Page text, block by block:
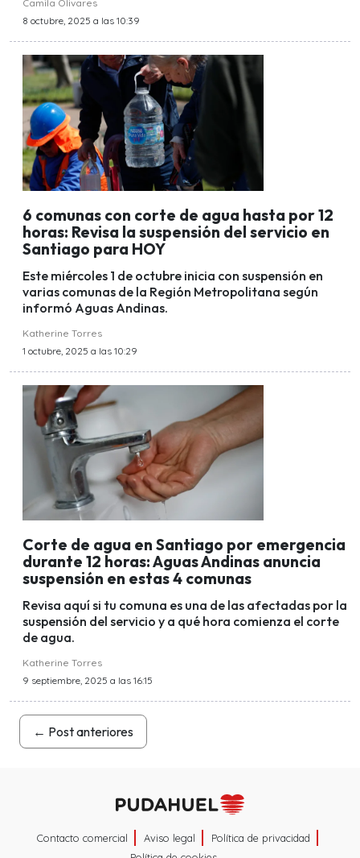
Camila Olivares
8 octubre, 2025 a las 10:39
6 comunas con corte de agua hasta por 12
horas: Revisa la suspensión del servicio en
Santiago para HOY
Este miércoles 1 de octubre inicia con suspensión en
varias comunas de la Región Metropolitana según
informó Aguas Andinas.
Katherine Torres
1 octubre, 2025 a las 10:29
Corte de agua en Santiago por emergencia
durante 12 horas: Aguas Andinas anuncia
suspensión en estas 4 comunas
Revisa aquí si tu comuna es una de las afectadas por la
suspensión del servicio y a qué hora comienza el corte
de agua.
Katherine Torres
9 septiembre, 2025 a las 16:15
← Post anteriores
Contacto comercial Aviso legal
Política de privacidad